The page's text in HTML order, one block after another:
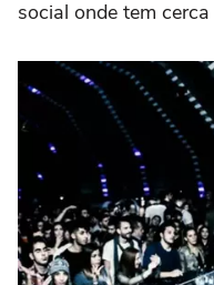
social onde tem